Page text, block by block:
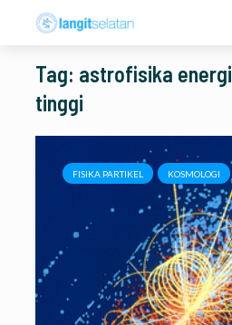
Tag: astrofisika energi
tinggi
FISIKA PARTIKEL KOSMOLOGI